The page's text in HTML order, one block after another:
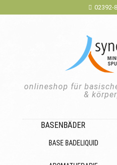
onlineshop für
&
02392-
BASENBÄDER
BASE BADELIQUID